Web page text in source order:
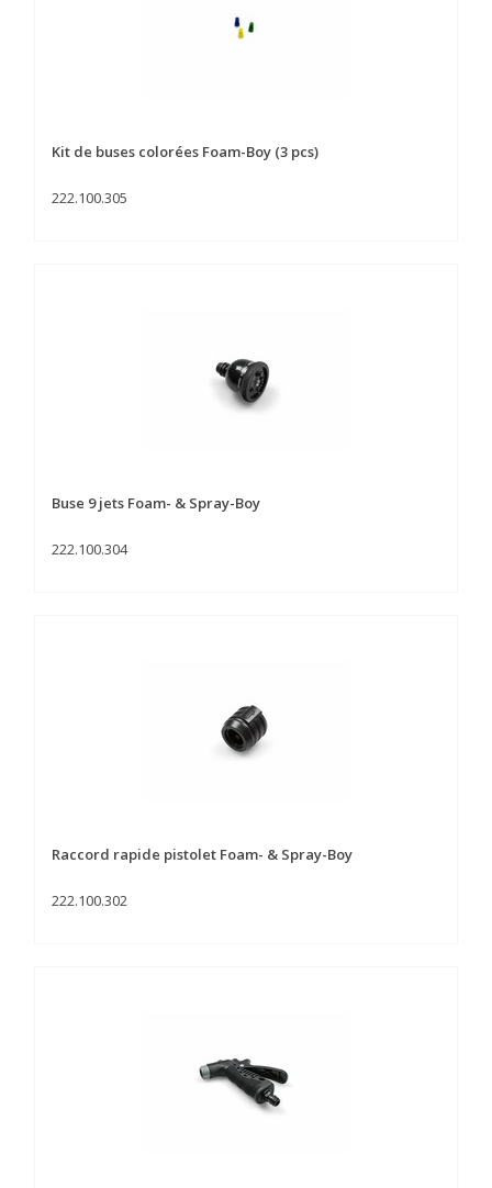
Kit de buses colorées Foam-Boy (3 pcs)
222.100.305
Buse 9 jets Foam- & Spray-Boy
222.100.304
Raccord rapide pistolet Foam- & Spray-Boy
222.100.302